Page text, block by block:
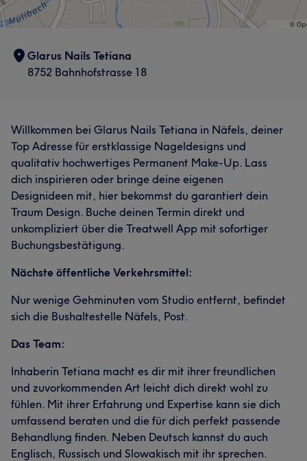
Glarus Nails Tetiana
8752 Bahnhofstrasse 18
Willkommen bei Glarus Nails Tetiana in Näfels, deiner
Top Adresse für erstklassige Nageldesigns und
qualitativ hochwertiges Permanent Make-Up. Lass
dich inspirieren oder bringe deine eigenen
Designideen mit, hier bekommst du garantiert dein
Traum Design. Buche deinen Termin direkt und
unkompliziert über die Treatwell App mit sofortiger
Buchungsbestätigung.
Nächste öffentliche Verkehrsmittel:
Nur wenige Gehminuten vom Studio entfernt, befindet
sich die Bushaltestelle Näfels, Post.
Das Team:
Inhaberin Tetiana macht es dir mit ihrer freundlichen
und zuvorkommenden Art leicht dich direkt wohl zu
fühlen. Mit ihrer Erfahrung und Expertise kann sie dich
umfassend beraten und die für dich perfekt passende
Behandlung finden. Neben Deutsch kannst du auch
Englisch, Russisch und Slowakisch mit ihr sprechen.